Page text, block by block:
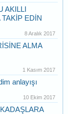
AKILLI
EDİN
8 Aralık 2017
ALMA
1 Kasım 2017
anlayışı
10 Ekim 2017